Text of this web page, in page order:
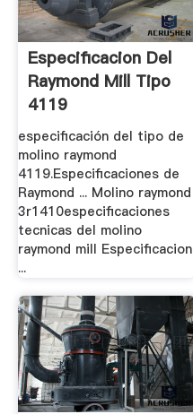
Especificacion Del
Raymond Mill Tipo
4119
especificación del tipo de
molino raymond
4119.Especificaciones de
Raymond ... Molino raymond
3r1410especificaciones
tecnicas del molino
raymond mill Especificacion
...